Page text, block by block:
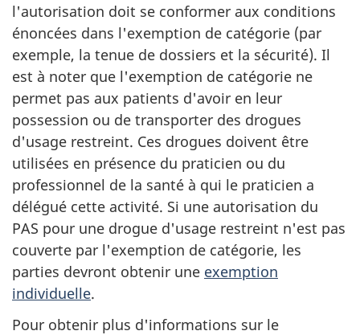
l'autorisation doit se conformer aux conditions
énoncées dans l'exemption de catégorie (par
exemple, la tenue de dossiers et la sécurité). Il
est à noter que l'exemption de catégorie ne
permet pas aux patients d'avoir en leur
possession ou de transporter des drogues
d'usage restreint. Ces drogues doivent être
utilisées en présence du praticien ou du
professionnel de la santé à qui le praticien a
délégué cette activité. Si une autorisation du
PAS pour une drogue d'usage restreint n'est pas
couverte par l'exemption de catégorie, les
parties devront obtenir une exemption
individuelle.
Pour obtenir plus d'informations sur le